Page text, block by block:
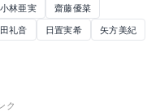
小林亜実
齋藤優菜
礼音 日置実希
矢方美紀
ク